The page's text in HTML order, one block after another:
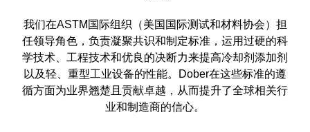
我们在ASTM国际组织（美国国际测试和材料协会）担
任领导角色，负责凝聚共识和制定标准，运用过硬的科
学技术、工程技术和优良的决断力来提高冷却剂添加剂
以及轻、重型工业设备的性能。Dober在这些标准的遵
循方面为业界翘楚且贡献卓越，从而提升了全球相关行
业和制造商的信心。